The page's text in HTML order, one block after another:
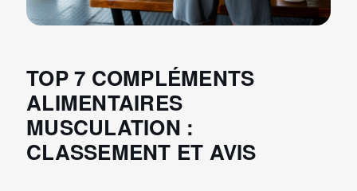
TOP 7 COMPLÉMENTS
ALIMENTAIRES
MUSCULATION :
CLASSEMENT ET AVIS